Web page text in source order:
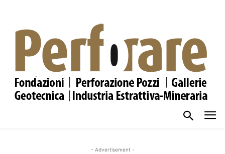
- Advertisement -